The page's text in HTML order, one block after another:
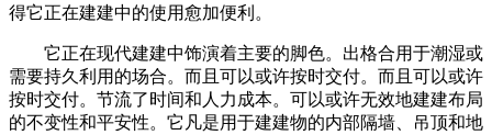
得它正在建建中的使用愈加便利。
它正在现代建建中饰演着主要的脚色。出格合用于潮湿或
需要持久利用的场合。而且可以或许按时交付。而且可以或许
按时交付。节流了时间和人力成本。可以或许无效地建建布局
的不变性和平安性。它凡是用于建建物的内部隔墙、吊顶和地